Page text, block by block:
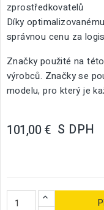
zprostředkovatelů
Díky
správnou cenu za
Značky použité na
výrobců. Značky se
modelu, pro který je
101,00 € S DPH